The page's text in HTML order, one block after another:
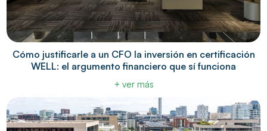
Cómo justificarle a un CFO la inversión en certificación
WELL: el argumento financiero que sí funciona
+ ver más